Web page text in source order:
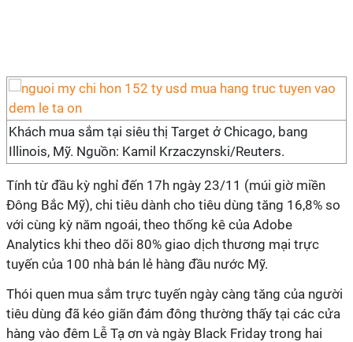
Khách mua sắm tại siêu thị Target ở Chicago, bang
Illinois, Mỹ. Nguồn: Kamil Krzaczynski/Reuters.
Tính từ đầu kỳ nghỉ đến 17h ngày 23/11 (múi giờ miền
Đông Bắc Mỹ), chi tiêu dành cho tiêu dùng tăng 16,8% so
với cùng kỳ năm ngoái, theo thống kê của Adobe
Analytics khi theo dõi 80% giao dịch thương mại trực
tuyến của 100 nhà bán lẻ hàng đầu nước Mỹ.
Thói quen mua sắm trực tuyến ngày càng tăng của người
tiêu dùng đã kéo giãn đám đông thường thấy tại các cửa
hàng vào đêm Lễ Tạ ơn và ngày Black Friday trong hai